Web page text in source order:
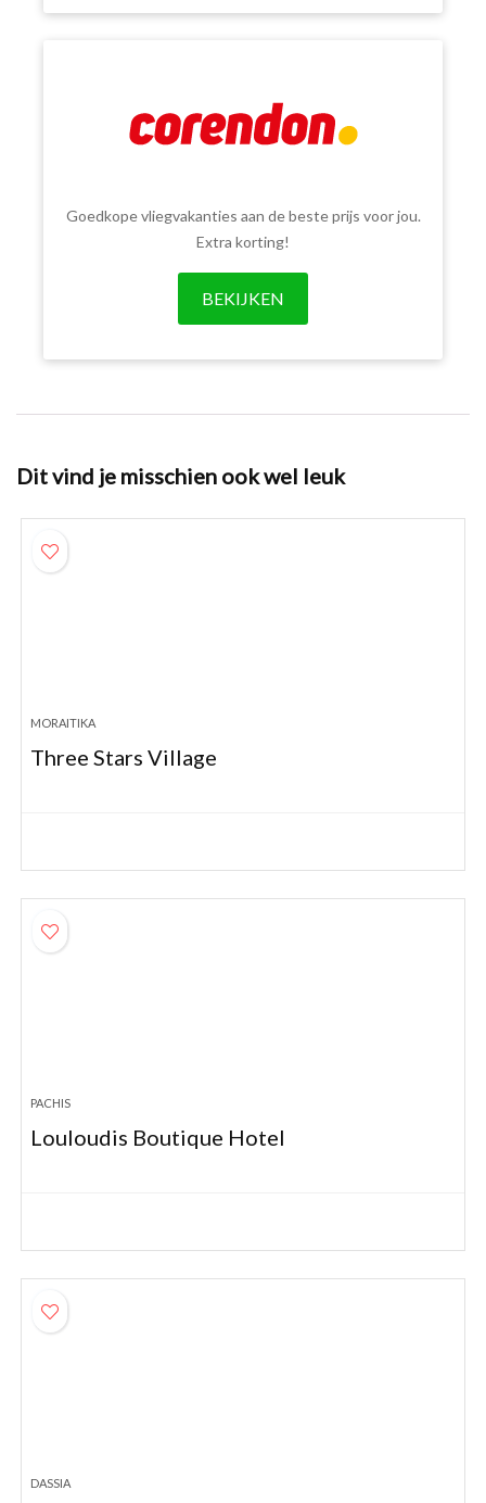
Goedkope vliegvakanties aan de beste prijs voor jou.
Extra korting!
BEKIJKEN
Dit vind je misschien ook wel leuk
MORAITIKA
Three Stars Village
PACHIS
Louloudis Boutique Hotel
DASSIA